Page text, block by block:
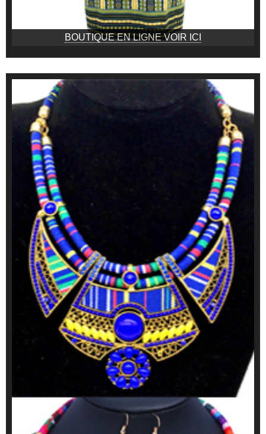
BOUTIQUE EN LIGNE VOIR ICI